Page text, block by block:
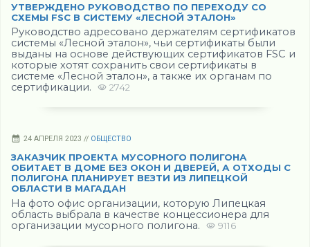
УТВЕРЖДЕНО РУКОВОДСТВО ПО ПЕРЕХОДУ СО
СХЕМЫ FSC В СИСТЕМУ «ЛЕСНОЙ ЭТАЛОН»
Руководство адресовано держателям сертификатов
системы «Лесной эталон», чьи сертификаты были
выданы на основе действующих сертификатов FSC и
которые хотят сохранить свои сертификаты в
системе «Лесной эталон», а также их органам по
сертификации.
2742
24 АПРЕЛЯ 2023 // ОБЩЕСТВО
ЗАКАЗЧИК ПРОЕКТА МУСОРНОГО ПОЛИГОНА
ОБИТАЕТ В ДОМЕ БЕЗ ОКОН И ДВЕРЕЙ, А ОТХОДЫ С
ПОЛИГОНА ПЛАНИРУЕТ ВЕЗТИ ИЗ ЛИПЕЦКОЙ
ОБЛАСТИ В МАГАДАН
На фото офис организации, которую Липецкая
область выбрала в качестве концессионера для
организации мусорного полигона.
9116